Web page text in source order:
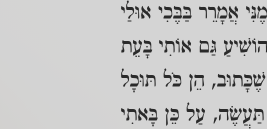
אֲמָרֵר בַּבֶּכִי אוּלַי
גַּם אוֹתִי בָּעֵת
הֵן כֹּל תּוּכָל
עַל כֵּן בָּאתִי